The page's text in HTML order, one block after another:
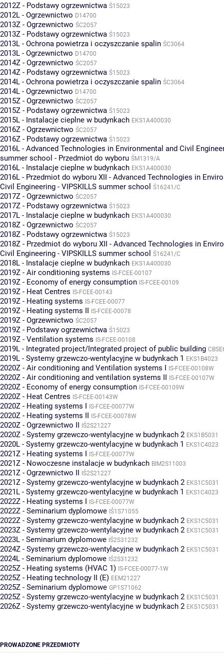
2012Z - Podstawy ogrzewnictwa Ś15023
2012L - Ogrzewnictwo D14700
2013Z - Ogrzewnictwo ŚC2057
2013Z - Podstawy ogrzewnictwa Ś15023
2013L - Ochrona powietrza i oczyszczanie spalin ŚC3064
2013L - Ogrzewnictwo D14700
2014Z - Ogrzewnictwo ŚC2057
2014Z - Podstawy ogrzewnictwa Ś15023
2014L - Ochrona powietrza i oczyszczanie spalin ŚC3064
2014L - Ogrzewnictwo D14700
2015Z - Ogrzewnictwo ŚC2057
2015Z - Podstawy ogrzewnictwa Ś15023
2015L - Instalacje cieplne w budynkach EKS1A400030
2016Z - Ogrzewnictwo ŚC2057
2016Z - Podstawy ogrzewnictwa Ś15023
2016L - Advanced Technologies in Environmental and Civil
summer school - Przedmiot do wyboru ŚM1319/A
2016L - Instalacje cieplne w budynkach EKS1A400030
2016L - Przedmiot do wyboru XII - Advanced Technologies in
Civil Engineering - VIPSKILLS summer school
Ś16241/C
2017Z - Ogrzewnictwo ŚC2057
2017Z - Podstawy ogrzewnictwa Ś15023
2017L - Instalacje cieplne w budynkach EKS1A400030
2018Z - Ogrzewnictwo ŚC2057
2018Z - Podstawy ogrzewnictwa Ś15023
2018Z - Przedmiot do wyboru XII - Advanced Technologies in
Civil Engineering - VIPSKILLS summer school
Ś16241/C
2018L - Instalacje cieplne w budynkach EKS1A400030
2019Z - Air conditioning systems IS-FCEE-00107
2019Z - Economy of energy consumption IS-FCEE-00109
2019Z - Heat Centres IS-FCEE-00143
2019Z - Heating systems IS-FCEE-00077
2019Z - Heating systems II IS-FCEE-00078
2019Z - Ogrzewnictwo ŚC2057
2019Z - Podstawy ogrzewnictwa Ś15023
2019Z - Ventilation systems IS-FCEE-00108
2019L - Integrated project/Integrated project of public building
2019L - Systemy grzewczo-wentylacyjne w budynkach 1 EKS1B4023
2020Z - Air conditioning and Ventilation systems I IS-FCEE-00108W
2020Z - Air conditioning and ventilation systems II IS-FCEE-00107W
2020Z - Economy of energy consumption IS-FCEE-00109W
2020Z - Heat Centres IS-FCEE-00143W
2020Z - Heating systems I IS-FCEE-00077W
2020Z - Heating systems II IS-FCEE-00078W
2020Z - Ogrzewnictwo II IŚ2S21227
2020Z - Systemy grzewczo-wentylacyjne w budynkach 2 EKS1B5031
2020L - Systemy grzewczo-wentylacyjne w budynkach 1 EKS1C4023
2021Z - Heating systems I IS-FCEE-00077W
2021Z - Nowoczesne instalacje w budynkach BIM2S11003
2021Z - Ogrzewnictwo II IŚ2S21227
2021Z - Systemy grzewczo-wentylacyjne w budynkach 2 EKS1C5031
2021L - Systemy grzewczo-wentylacyjne w budynkach 1 EKS1C4023
2022Z - Heating systems I IS-FCEE-00077W
2022Z - Seminarium dyplomowe IŚ1S71055
2022Z - Systemy grzewczo-wentylacyjne w budynkach 2 EKS1C5031
2023Z - Systemy grzewczo-wentylacyjne w budynkach 2 EKS1C5031
2023L - Seminarium dyplomowe IŚ2S31232
2024Z - Systemy grzewczo-wentylacyjne w budynkach 2 EKS1C5031
2024L - Seminarium dyplomowe IŚ2S31232
2025Z - Heating systems (HVAC 1) IS-FCEE-00077-1W
2025Z - Heating technology II (E) EEM21227
2025Z - Seminarium dyplomowe GP1S71062
2025Z - Systemy grzewczo-wentylacyjne w budynkach 2 EKS1C5031
2026Z - Systemy grzewczo-wentylacyjne w budynkach 2 EKS1C5031
PROWADZONE PRZEDMIOTY